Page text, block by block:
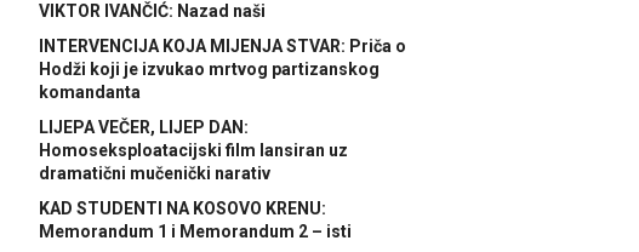
VIKTOR IVANČIĆ: Nazad naši
INTERVENCIJA KOJA MIJENJA STVAR: Priča o
Hodži koji je izvukao mrtvog partizanskog
komandanta
LIJEPA VEČER, LIJEP DAN:
Homoseksploatacijski film lansiran uz
dramatični mučenički narativ
KAD STUDENTI NA KOSOVO KRENU:
Memorandum 1 i Memorandum 2 – isti